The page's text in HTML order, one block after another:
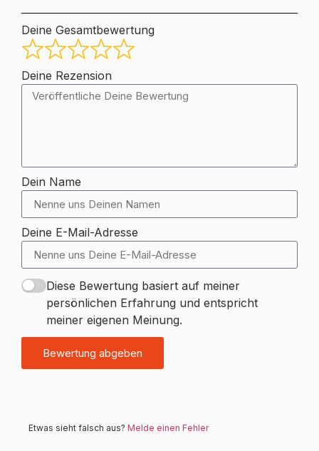
Deine Gesamtbewertung
Deine Rezension
Dein Name
Deine E-Mail-Adresse
Diese Bewertung basiert auf meiner
persönlichen Erfahrung und entspricht
meiner eigenen Meinung.
Bewertung abgeben
Etwas sieht falsch aus? Melde einen Fehler